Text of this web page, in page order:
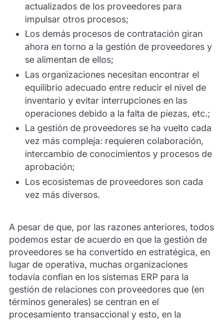
actualizados de los proveedores para
impulsar otros procesos;
Los demás procesos de contratación giran
ahora en torno a la gestión de proveedores y
se alimentan de ellos;
Las organizaciones necesitan encontrar el
equilibrio adecuado entre reducir el nivel de
inventario y evitar interrupciones en las
operaciones debido a la falta de piezas, etc.;
La gestión de proveedores se ha vuelto cada
vez más compleja: requieren colaboración,
intercambio de conocimientos y procesos de
aprobación;
Los ecosistemas de proveedores son cada
vez más diversos.
A pesar de que, por las razones anteriores, todos
podemos estar de acuerdo en que la gestión de
proveedores se ha convertido en estratégica, en
lugar de operativa, muchas organizaciones
todavía confían en los sistemas ERP para la
gestión de relaciones con proveedores que (en
términos generales) se centran en el
procesamiento transaccional y esto, en la